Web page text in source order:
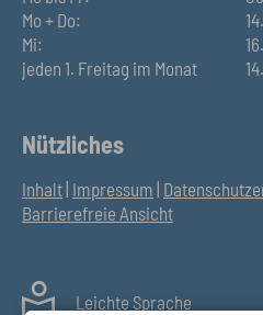
Mo + Do:
Mi:
jeden 1. Freitag im Monat
Nützliches
Inhalt| Impressum |
Barrierefreie Ansicht
Leichte Sprache